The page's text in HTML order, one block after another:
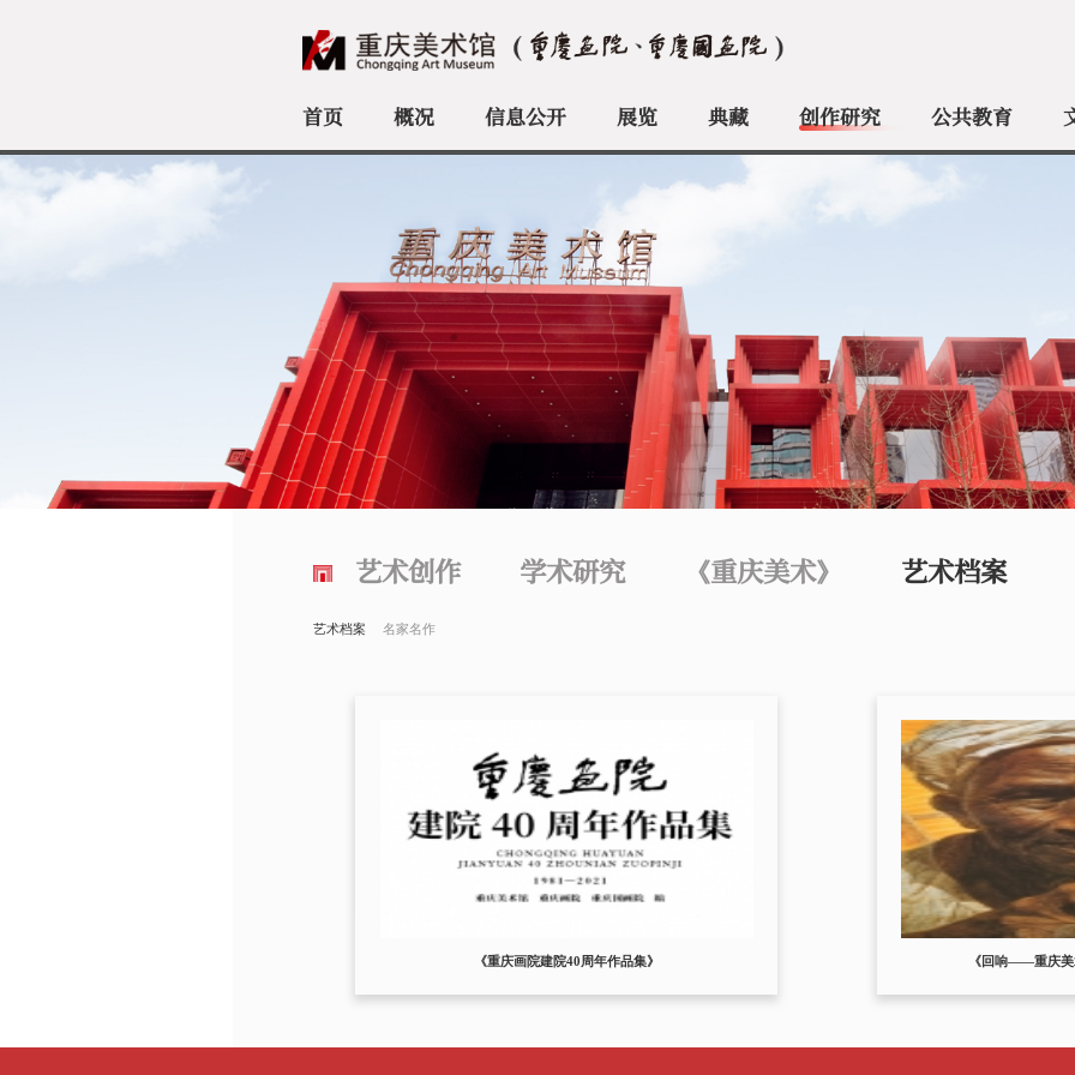
首页 概况 信息公开 展览 典藏 创作研究 公共教育
艺术创作 学术研究 《重庆美术》 艺术档案
艺术档案 名家名作
《重庆画院建院40周年作品集》 《回响——重庆